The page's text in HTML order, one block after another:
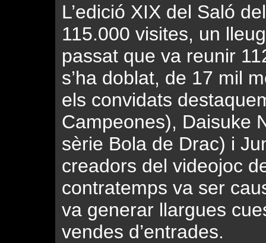
L’edició XIX del Saló
115.000 visites, un
passat que va reunir
s’ha doblat, de 17 mil
els convidats
Campeones), Daisuke
sèrie Bola de Drac) i
creadors del videojoc
contratemps va ser
va generar llargues
vendes d’entrades.